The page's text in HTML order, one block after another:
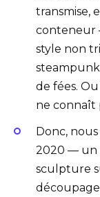
transmise,
conteneur
style non
de fées.
ne connaît
Donc,
2020 — un
sculpture